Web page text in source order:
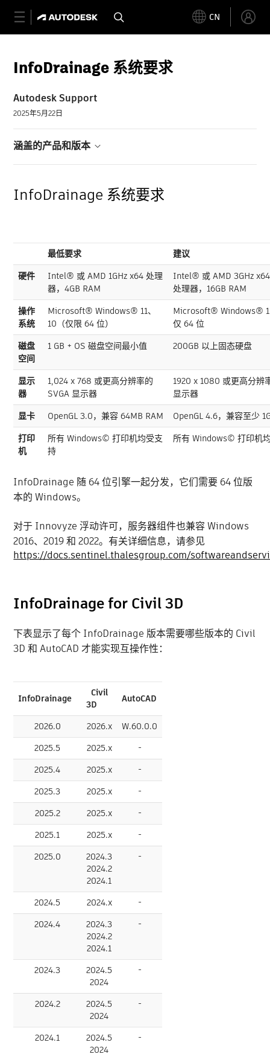
CN
InfoDrainage 系统要求
Autodesk Support
2025年5月22日
涵盖的产品和版本
InfoDrainage 系统要求
最低要求
建议
硬件
Intel® 或 AMD 1GHz x64 处理
器，4GB RAM
Intel® 或 AMD 3GHz
处理器，16GB RAM
操作
系统
Microsoft® Windows® 11、
10（仅限 64 位）
Microsoft® Windows®
仅 64 位
磁盘
空间
1 GB + OS 磁盘空间最小值 200GB 以上固态硬盘
显示
器
1,024 x 768 或更高分辨率的
SVGA 显示器
1920 x 1080 或更高分辨
显示器
显卡
OpenGL 3.0，兼容 64MB RAM
OpenGL 4.6，兼容至少
打印
机
所有 Windows© 打印机均受支
持
所有 Windows© 打印机
InfoDrainage 随 64 位引擎一起分发，它们需要 64 位版
本的 Windows。
对于 Innovyze 浮动许可，服务器组件也兼容 Windows
2016、2019 和 2022。有关详细信息，请参见
https://docs.sentinel.thalesgroup.com/
InfoDrainage for Civil 3D
下表显示了每个 InfoDrainage 版本需要哪些版本的 Civil
3D 和 AutoCAD 才能实现互操作性：
InfoDrainage
Civil
3D
AutoCAD
2026.0 2026.x
W.60.0.0
2025.5
2025.x
-
2025.4
2025.x
-
2025.3
2025.x
-
2025.2
2025.x
-
2025.1
2025.x
-
2025.0
2024.3
2024.2
2024.1
-
2024.5 2024.x
-
2024.4
2024.3
2024.2
2024.1
-
2024.3
2024.5
2024
-
2024.2
2024.5
2024
-
2024.1
2024.5
2024
-